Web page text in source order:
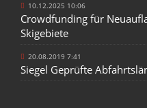
10.12.2025 10:06
Crowdfunding für
Skigebiete
20.08.2019 7:41
Siegel Geprüfte